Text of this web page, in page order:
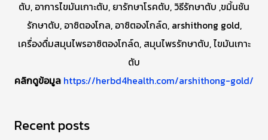
คลิกดูข้อมูล https://herbd4health.com/arshithong-gold/
Recent posts